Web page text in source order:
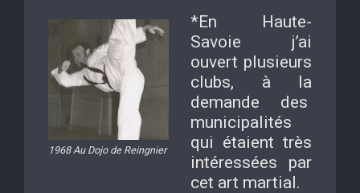
1968 Au Dojo de Reingnier
*En Haute-
Savoie j’ai
ouvert plusieurs
clubs, à la
demande des
municipalités
qui étaient très
intéressées par
cet art martial.